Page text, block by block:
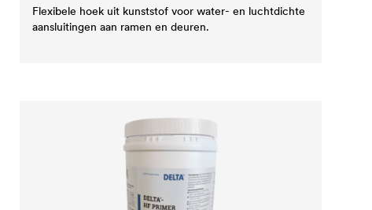
Flexibele hoek uit kunststof voor water- en luchtdichte
aansluitingen aan ramen en deuren.